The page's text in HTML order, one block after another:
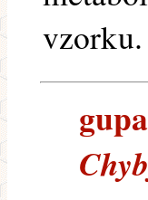
vzorku.